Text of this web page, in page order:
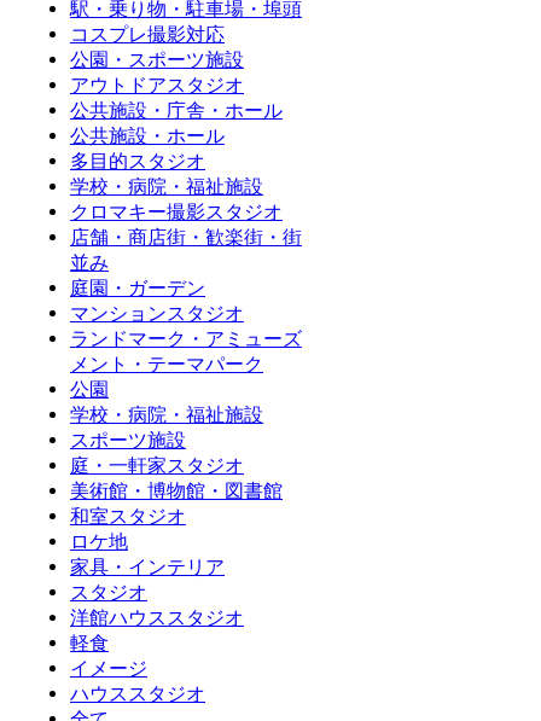
駅・乗り物・駐車場・埠頭
コスプレ撮影対応
公園・スポーツ施設
アウトドアスタジオ
公共施設・庁舎・ホール
公共施設・ホール
多目的スタジオ
学校・病院・福祉施設
クロマキー撮影スタジオ
店舗・商店街・歓楽街・街
並み
庭園・ガーデン
マンションスタジオ
ランドマーク・アミューズ
メント・テーマパーク
公園
学校・病院・福祉施設
スポーツ施設
庭・一軒家スタジオ
美術館・博物館・図書館
和室スタジオ
ロケ地
家具・インテリア
スタジオ
洋館ハウススタジオ
軽食
イメージ
ハウススタジオ